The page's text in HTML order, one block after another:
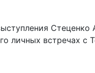
личных встречах